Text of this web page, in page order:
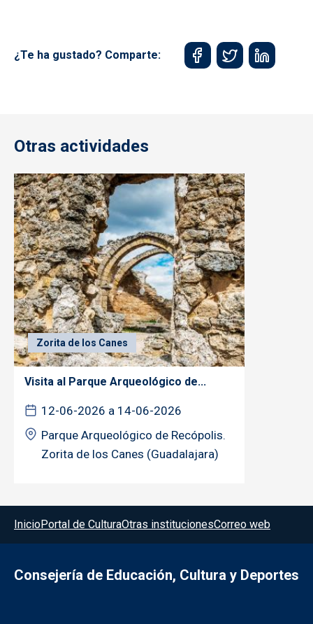
¿Te ha gustado? Comparte:
Otras actividades
Zorita de los Canes
Visita al Parque Arqueológico de...
12-06-2026 a 14-06-2026
Parque Arqueológico de Recópolis.
Zorita de los Canes (Guadalajara)
Menú del pie
InicioPortal de CulturaOtras institucionesCorreo web
Consejería de Educación, Cultura y Deportes